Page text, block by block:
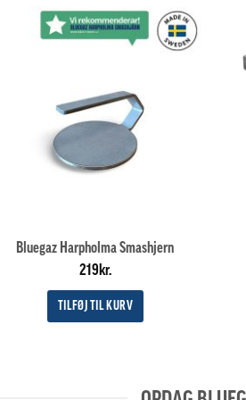
Bluegaz Harpholma Smashjern
219kr.
TILFØJ TIL KURV